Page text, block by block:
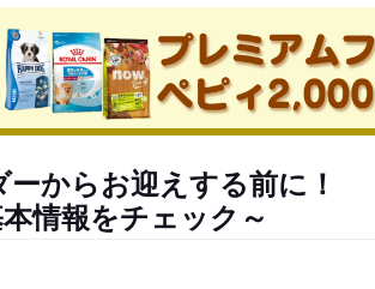
からお迎えする前に！
情報をチェック～